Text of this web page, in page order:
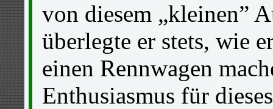
von diesem „kleinen”
überlegte er stets, wie
einen Rennwagen
Enthusiasmus für